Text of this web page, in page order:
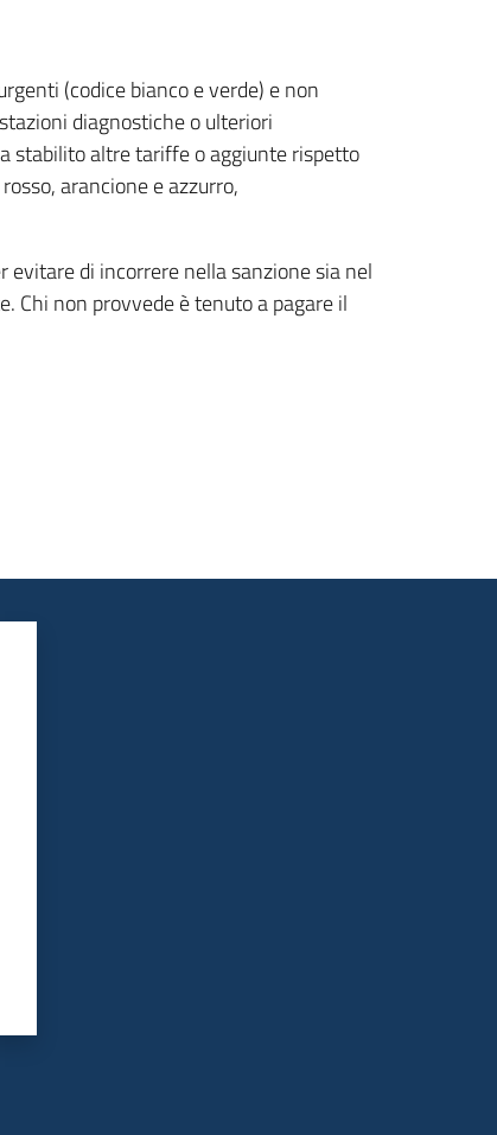
(codice bianco e verde) e non
diagnostiche o ulteriori
stabilito altre tariffe o aggiunte rispetto
arancione e azzurro,
di incorrere nella sanzione sia nel
Chi non provvede è tenuto a pagare il